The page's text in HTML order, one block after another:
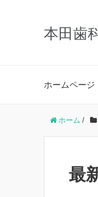
本田歯
ホームページ
ホーム /
最